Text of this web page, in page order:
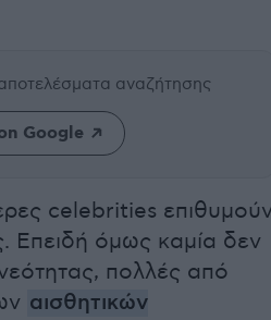
αναζήτησης
Google
celebrities
Επειδή όμως καμία δεν
πολλές από
αισθητικών